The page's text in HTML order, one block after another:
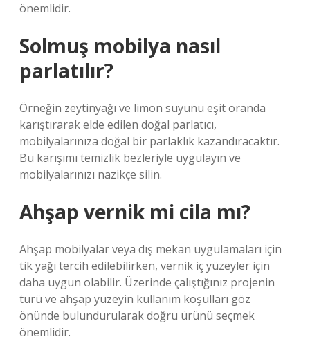
önemlidir.
Solmuş mobilya nasıl
parlatılır?
Örneğin zeytinyağı ve limon suyunu eşit oranda
karıştırarak elde edilen doğal parlatıcı,
mobilyalarınıza doğal bir parlaklık kazandıracaktır.
Bu karışımı temizlik bezleriyle uygulayın ve
mobilyalarınızı nazikçe silin.
Ahşap vernik mi cila mı?
Ahşap mobilyalar veya dış mekan uygulamaları için
tik yağı tercih edilebilirken, vernik iç yüzeyler için
daha uygun olabilir. Üzerinde çalıştığınız projenin
türü ve ahşap yüzeyin kullanım koşulları göz
önünde bulundurularak doğru ürünü seçmek
önemlidir.